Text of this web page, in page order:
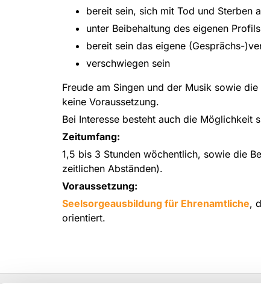
bereit sein, sich mit Tod und Sterben
unter Beibehaltung des eigenen
bereit sein das eigene (Gesprächs-
verschwiegen sein
Freude am Singen und der Musik sowie
keine Voraussetzung.
Bei Interesse besteht auch die Möglichkeit
Zeitumfang:
1,5 bis 3 Stunden wöchentlich, sowie die
zeitlichen Abständen).
Voraussetzung:
Seelsorgeausbildung für Ehrenamtliche,
orientiert.